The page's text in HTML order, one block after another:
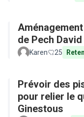
de Pech David
Karen 25
Prévoir des
pour relier le
Ginestous